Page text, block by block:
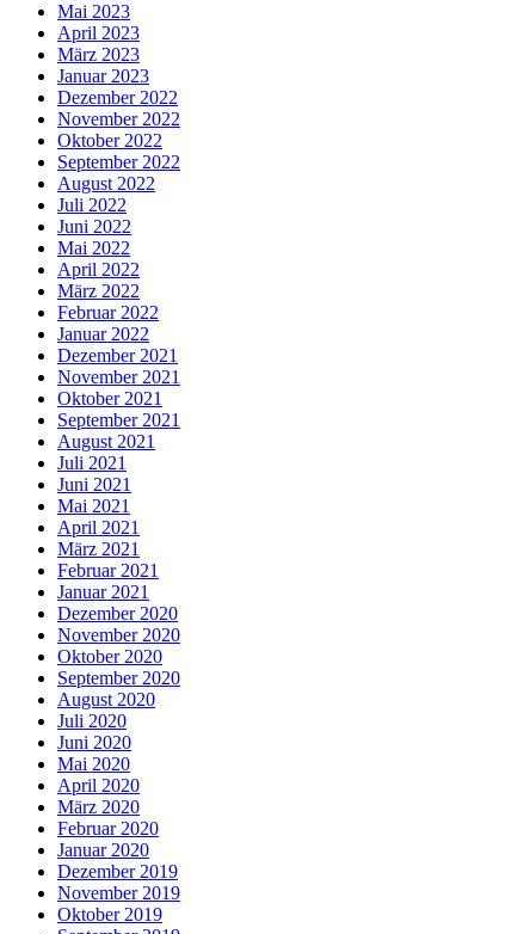
Mai 2023
April 2023
März 2023
Januar 2023
Dezember 2022
November 2022
Oktober 2022
September 2022
August 2022
Juli 2022
Juni 2022
Mai 2022
April 2022
März 2022
Februar 2022
Januar 2022
Dezember 2021
November 2021
Oktober 2021
September 2021
August 2021
Juli 2021
Juni 2021
Mai 2021
April 2021
März 2021
Februar 2021
Januar 2021
Dezember 2020
November 2020
Oktober 2020
September 2020
August 2020
Juli 2020
Juni 2020
Mai 2020
April 2020
März 2020
Februar 2020
Januar 2020
Dezember 2019
November 2019
Oktober 2019